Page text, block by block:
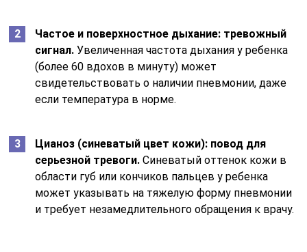
Частое и поверхностное дыхание: тревожный
сигнал. Увеличенная частота дыхания у ребенка
(более 60 вдохов в минуту) может
свидетельствовать о наличии пневмонии, даже
если температура в норме.
Цианоз (синеватый цвет кожи): повод для
серьезной тревоги. Синеватый оттенок кожи в
области губ или кончиков пальцев у ребенка
может указывать на тяжелую форму пневмонии
и требует незамедлительного обращения к врачу.